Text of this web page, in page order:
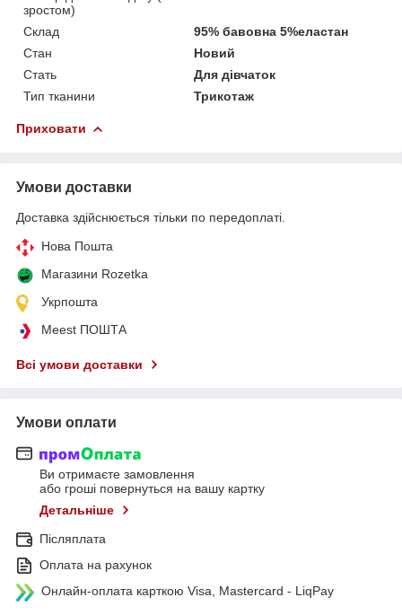
зростом)
Склад
95% бавовна 5%еластан
Стан
Новий
Стать
Для дівчаток
Тип тканини
Трикотаж
Приховати
Умови доставки
Доставка здійснюється тільки по передоплаті.
Нова Пошта
Магазини Rozetka
Укрпошта
Meest ПОШТА
Всі умови доставки
Умови оплати
Ви отримаєте замовлення
або гроші повернуться на вашу картку
Детальніше
Післяплата
Оплата на рахунок
Онлайн-оплата карткою Visa, Mastercard - LiqPay